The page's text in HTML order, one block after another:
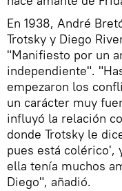
En 1938, André
Trotsky y Diego
"Manifiesto por un
independiente".
empezaron los
un carácter muy
influyó la relación
donde Trotsky le
pues está colérico',
ella tenía muchos
Diego", añadió.